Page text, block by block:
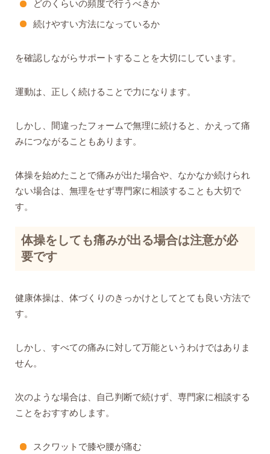
どのくらいの頻度で行うべきか
続けやすい方法になっているか
を確認しながらサポートすることを大切にしています。
運動は、正しく続けることで力になります。
しかし、間違ったフォームで無理に続けると、かえって痛
みにつながることもあります。
体操を始めたことで痛みが出た場合や、なかなか続けられ
ない場合は、無理をせず専門家に相談することも大切で
す。
体操をしても痛みが出る場合は注意が必
要です
健康体操は、体づくりのきっかけとしてとても良い方法で
す。
しかし、すべての痛みに対して万能というわけではありま
せん。
次のような場合は、自己判断で続けず、専門家に相談する
ことをおすすめします。
スクワットで膝や腰が痛む